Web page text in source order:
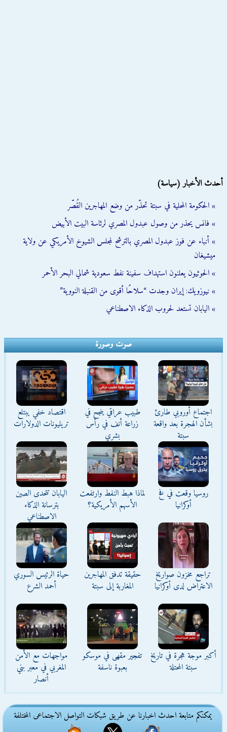
أحدث الأخبار (سياسة)
» الحكومة المحلية في سبتة تحذّر من وضع المهاجرين القُصّر
» فانس يحذر من وصول عبدول المصري لرئاسة البيت الأبيض
» أنباء عن فوز عبدول المصري بالترشح لمجلس الشيوخ الأمريكي عن ولاية
ميشيغان
» الحوثيون يعلنون استهداف سفينة نفط سعودية شمالي البحر الأحمر
» نيوزويك: إيران وجدت “سلاحًا أقوى من القنبلة النووية”
» اليابان تستعد لحروب الذكاء الاصطناعي
صوت وصورة
اجتماع أوروبي طارئ
بشأن الهجرة بعد واقعة
سبتة
طبيب عراقي ينجح في
زراعة أنف في رأس
بشري
اقتصاد خفي يبتلع
تريليونات الدولارات
روسيا وقعت في فخ
أوكرانيا
لماذا هبط النفط وارتفعت
الأسهم الأمريكية؟
اليابان تتحدى الصين
بترسانة الذكاء
الاصطناعي
تراجع مخزون صواريخ
الاعتراض لدى أوكرانيا
حقيقة تدفق المهاجرين
المغاربة إلى سبتة
حياة الرئيس السوري
أحمد الشرع
أكبر موجة هجرة في تاريخ
سبتة المحتلة
تفجير مقهى في موسكو
بعبوة ناسفة
مواجهات مع الأمن
المغربي في معبر بني
أنصار
يمكنكم متابعة احدث اخبارنا عن طريق شبكات التواصل الاجتماعى المختلفة